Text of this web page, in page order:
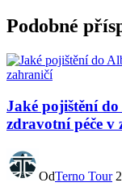
Podobné
Jaké pojištění
zdravotní péče v
OdTerno Tour